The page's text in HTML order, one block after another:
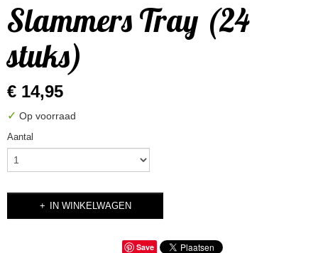
Slammers Tray (24
stuks)
€ 14,95
✓ Op voorraad
Aantal
IN WINKELWAGEN
Save